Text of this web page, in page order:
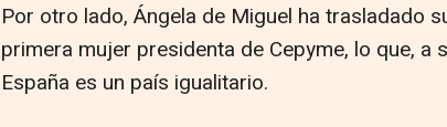
Por otro lado, Ángela de Miguel ha trasladado
primera mujer presidenta de Cepyme, lo que, a
España es un país igualitario.